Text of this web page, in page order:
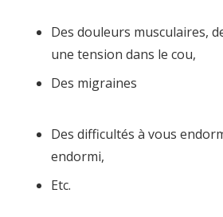
Des douleurs musculaires,
une tension dans le cou,
Des migraines
Des difficultés à vous
endormi,
Etc.